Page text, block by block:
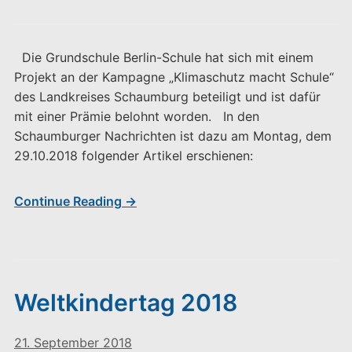
Die Grundschule Berlin-Schule hat sich mit einem
Projekt an der Kampagne „Klimaschutz macht Schule“
des Landkreises Schaumburg beteiligt und ist dafür
mit einer Prämie belohnt worden. In den
Schaumburger Nachrichten ist dazu am Montag, dem
29.10.2018 folgender Artikel erschienen:
Continue Reading →
Weltkindertag 2018
21. September 2018